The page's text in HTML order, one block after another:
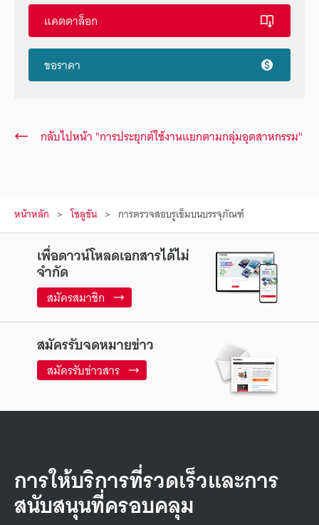
แคตตาล็อก
ขอราคา
กลับไปหน้า "การประยุกต์ใช้งานแยกตามกลุ่มอุตสาหกรรม"
หน้าหลัก โซลูชัน การตรวจสอบรูเข็มบนบรรจุภัณฑ์
เพื่อดาวน์โหลดเอกสารได้ไม่
จำกัด
สมัครสมาชิก
สมัครรับจดหมายข่าว
สมัครรับข่าวสาร
การให้บริการที่รวดเร็วและการ
สนับสนุนที่ครอบคลุม